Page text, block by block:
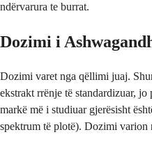
ndërvarura te burrat.
Dozimi i
Dozimi varet nga qëllimi juaj.
ekstrakt rrënje të standardizuar,
markë më i studiuar gjerësisht
spektrum të plotë). Dozimi varion